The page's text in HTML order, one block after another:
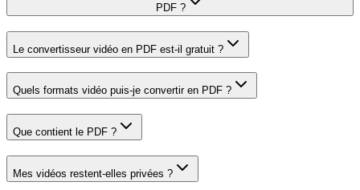
PDF ?
Le convertisseur vidéo en PDF est-il gratuit ?
Quels formats vidéo puis-je convertir en PDF ?
Que contient le PDF ?
Mes vidéos restent-elles privées ?